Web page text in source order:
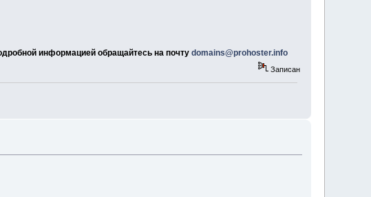
информацией обращайтесь на почту domains@prohoster.info
Записан